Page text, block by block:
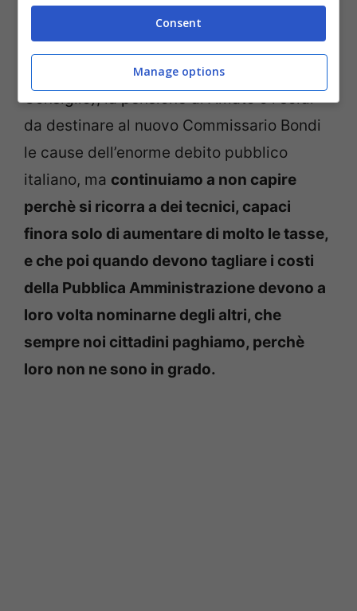
di Monti, con il conseguente vitalizio che
percepirà (comodo quindi per lui
rinunciare allo stipendio da Presidente del
Consiglio), la pensione di Amato o i soldi
da destinare al nuovo Commissario Bondi
le cause dell’enorme debito pubblico
italiano, ma continuiamo a non capire
perchè si ricorra a dei tecnici, capaci
finora solo di aumentare di molto le tasse,
e che poi quando devono tagliare i costi
della Pubblica Amministrazione devono a
loro volta nominarne degli altri, che
sempre noi cittadini paghiamo, perchè
loro non ne sono in grado.
Consent
Manage options